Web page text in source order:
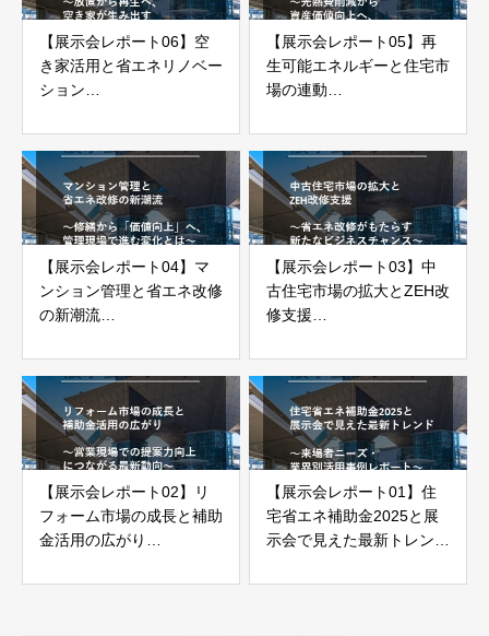
【展示会レポート06】空
き家活用と省エネリノベー
ション
が生み出す新たな住宅価値
【展示会レポート05】再
生可能エネルギーと住宅市
場の連動
向上へ、住宅提案に求めら
れる新しい視点～
【展示会レポート04】マ
ンション管理と省エネ改修
の新潮流
へ、管理現場で進む変化と
は～
【展示会レポート03】中
古住宅市場の拡大とZEH改
修支援
たなビジネスチャンス～
【展示会レポート02】リ
フォーム市場の成長と補助
金活用の広がり
につながる最新動向～
【展示会レポート01】住
宅省エネ補助金2025と展
示会で見えた最新トレンド
用事例レポート～